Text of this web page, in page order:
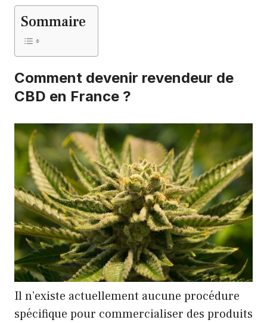
Sommaire
Comment devenir revendeur de
CBD en France ?
Il n’existe actuellement aucune procédure
spécifique pour commercialiser des produits